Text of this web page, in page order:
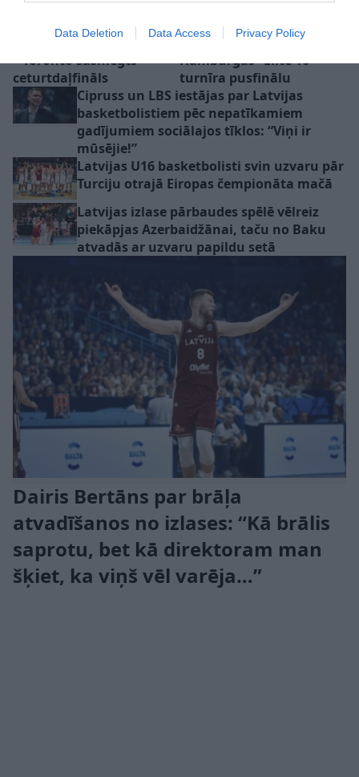
Data Deletion Data Access Privacy Policy
Ostapenko dubultspēlēs
turpina bez zaudēta seta
– Toronto sasniegts
ceturtdaļfināls
Pļaviņš/Fokerots turpina
iespaidīgi – sasniedz
Hamburgas “Elite 16”
turnīra pusfinālu
Cipruss un LBS iestājas par Latvijas
basketbolistiem pēc nepatīkamiem
gadījumiem sociālajos tīklos: “Viņi ir
mūsējie!”
Latvijas U16 basketbolisti svin uzvaru pār
Turciju otrajā Eiropas čempionāta mačā
Latvijas izlase pārbaudes spēlē vēlreiz
piekāpjas Azerbaidžānai, taču no Baku
atvadās ar uzvaru papildu setā
Dairis Bertāns par brāļa
atvadīšanos no izlases: “Kā brālis
saprotu, bet kā direktoram man
šķiet, ka viņš vēl varēja…”